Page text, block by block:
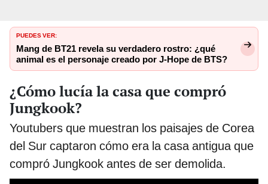
PUEDES VER:
Mang de BT21 revela su verdadero rostro: ¿qué
animal es el personaje creado por J-Hope de BTS?
¿Cómo lucía la casa que compró
Jungkook?
Youtubers que muestran los paisajes de Corea
del Sur captaron cómo era la casa antigua que
compró Jungkook antes de ser demolida.